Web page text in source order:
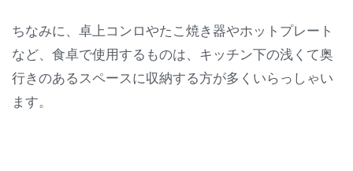
ちなみに、卓上コンロやたこ焼き器やホットプレート
など、食卓で使用するものは、キッチン下の浅くて奥
行きのあるスペースに収納する方が多くいらっしゃい
ます。